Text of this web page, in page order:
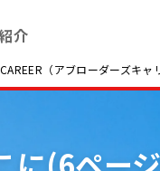
介
（アブローダーズキャ